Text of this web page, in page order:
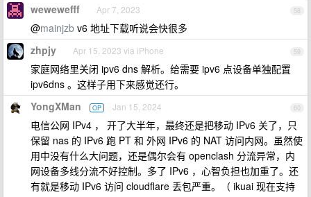
58
wewewefff Apr 7, 2023
@mainjzb v6 地址下载听说会快很多
59
zhpjy Apr 15, 2023 via iPhone
家庭网络里关闭 ipv6 dns 解析。给需要 ipv6 点设备单独配置
ipv6dns 。这样子用下来感觉还行。
60
YongXMan OP Jan 15, 2024
电信公网 IPv4 ， 开了大半年，最终还是把移动 IPv6 关了，只
保留 nas 的 IPv6 跑 PT 和 外网 IPv6 的 NAT 访问内网。虽然使
用中没有什么大问题，还是偶尔会有 openclash 分流异常，内
网设备多线分流不好控制。多了 IPv6 ，心智负担也加重了。还
有就是移动 IPv6 访问 cloudflare 丢包严重。（ ikuai 现在支持